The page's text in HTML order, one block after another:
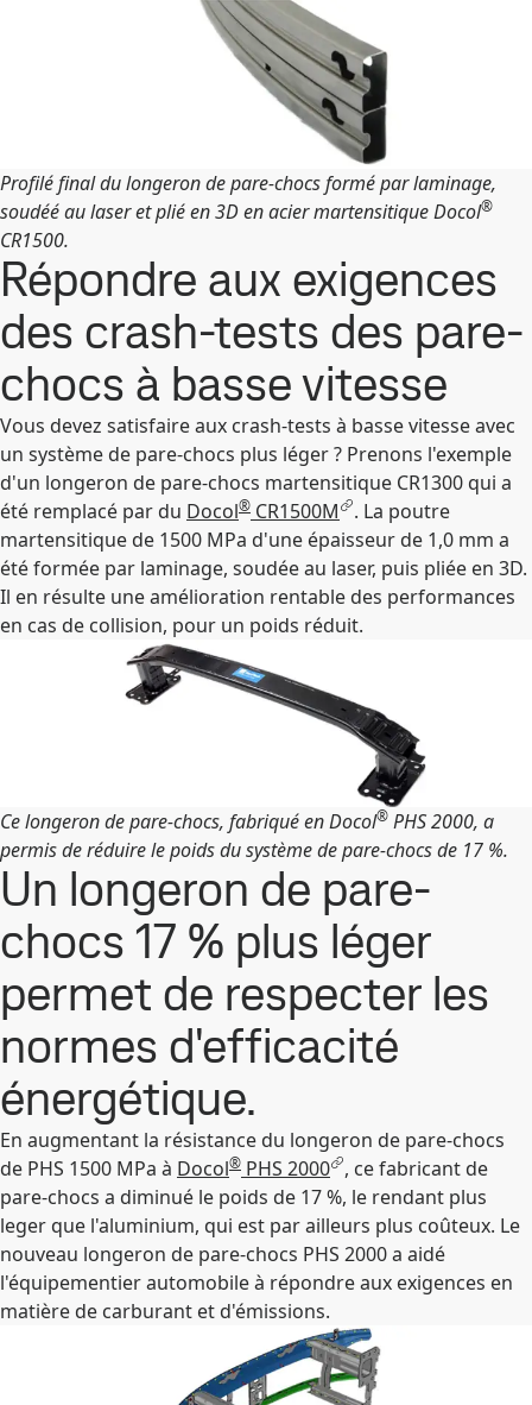
Profilé final du longeron de pare-chocs formé par laminage,
soudéé au laser et plié en 3D en acier martensitique Docol®
CR1500.
Répondre aux exigences
des crash-tests des pare-
chocs à basse vitesse
Vous devez satisfaire aux crash-tests à basse vitesse avec
un système de pare-chocs plus léger ? Prenons l'exemple
d'un longeron de pare-chocs martensitique CR1300 qui a
été remplacé par du Docol® CR1500M
. La poutre
martensitique de 1500 MPa d'une épaisseur de 1,0 mm a
été formée par laminage, soudée au laser, puis pliée en 3D.
Il en résulte une amélioration rentable des performances
en cas de collision, pour un poids réduit.
Ce longeron de pare-chocs, fabriqué en Docol® PHS 2000, a
permis de réduire le poids du système de pare-chocs de 17 %.
Un longeron de pare-
chocs 17 % plus léger
permet de respecter les
normes d'efficacité
énergétique.
En augmentant la résistance du longeron de pare-chocs
de PHS 1500 MPa à Docol® PHS 2000 , ce fabricant de
pare-chocs a diminué le poids de 17 %, le rendant plus
leger que l'aluminium, qui est par ailleurs plus coûteux. Le
nouveau longeron de pare-chocs PHS 2000 a aidé
l'équipementier automobile à répondre aux exigences en
matière de carburant et d'émissions.